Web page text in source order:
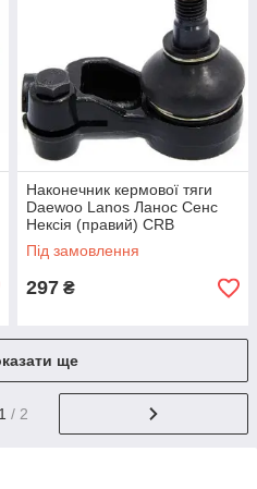
Наконечник кермової тяги
Daewoo Lanos Ланос Сенс
Нексія (правий) CRB
Під замовлення
297 ₴
ще
1 / 2